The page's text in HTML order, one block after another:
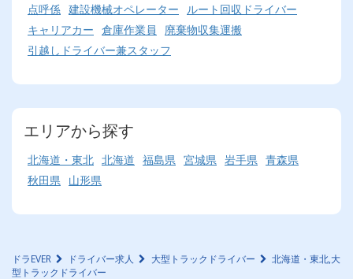
点呼係 建設機械オペレーター
ルート回収ドライバー
キャリアカー 倉庫作業員
廃棄物収集運搬
引越しドライバー兼スタッフ
エリアから探す
北海道・東北 北海道 福島県 宮城県 岩手県 青森県
秋田県 山形県
ドラEVER ドライバー求人 大型トラックドライバー
北海道・東北,大
型トラックドライバー